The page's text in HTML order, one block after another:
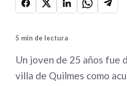
5 min de lectura
Un joven de 25 años fue
villa de Quilmes como